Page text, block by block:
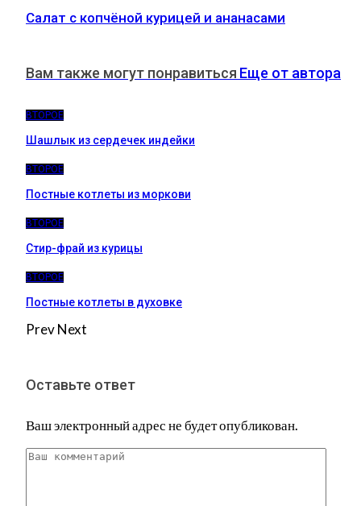
Салат с копчёной курицей и ананасами
Вам также могут понравиться Еще от автора
ВТОРОЕ
Шашлык из сердечек индейки
ВТОРОЕ
Постные котлеты из моркови
ВТОРОЕ
Стир-фрай из курицы
ВТОРОЕ
Постные котлеты в духовке
PrevNext
Оставьте ответ
Ваш электронный адрес не будет опубликован.